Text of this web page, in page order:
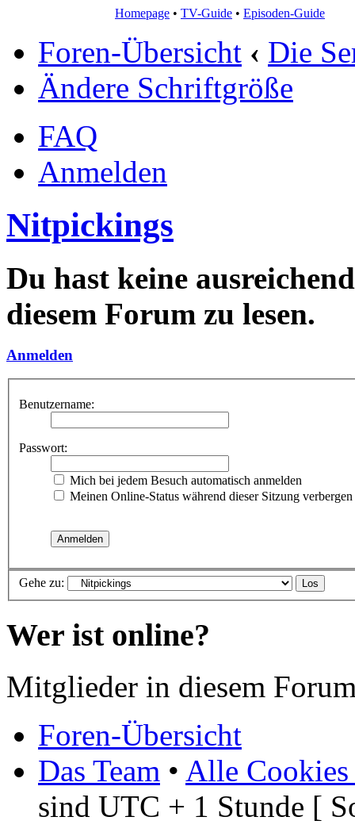
Homepage • TV-Guide • Episoden-Guide
Foren-Übersicht ‹ Die
Ändere Schriftgröße
FAQ
Anmelden
Nitpickings
Du hast keine
diesem Forum zu lesen.
Anmelden
Benutzername:
Passwort:
Mich bei jedem Besuch automatisch anmelden
Meinen Online-Status während dieser Sitzung verbergen
Gehe zu:
Wer ist online?
Mitglieder in diesem
Foren-Übersicht
Das Team • Alle Cookies
sind UTC + 1 Stunde [